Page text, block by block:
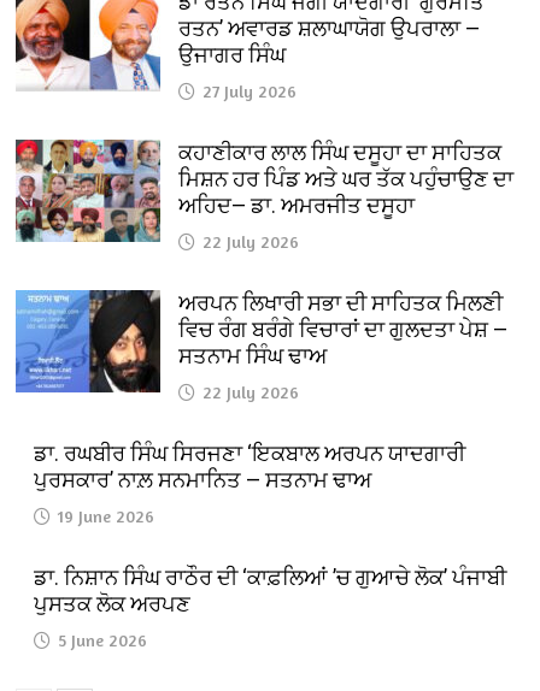
ਰਤਨ’ ਅਵਾਰਡ ਸ਼ਲਾਘਾਯੋਗ ਉਪਰਾਲਾ —
ਉਜਾਗਰ ਸਿੰਘ
27 July 2026
ਕਹਾਣੀਕਾਰ ਲਾਲ ਸਿੰਘ ਦਸੂਹਾ ਦਾ ਸਾਹਿਤਕ
ਮਿਸ਼ਨ ਹਰ ਪਿੰਡ ਅਤੇ ਘਰ ਤੱਕ ਪਹੁੰਚਾਉਣ ਦਾ
ਅਹਿਦ— ਡਾ. ਅਮਰਜੀਤ ਦਸੂਹਾ
22 July 2026
ਅਰਪਨ ਲਿਖਾਰੀ ਸਭਾ ਦੀ ਸਾਹਿਤਕ ਮਿਲਣੀ
ਵਿਚ ਰੰਗ ਬਰੰਗੇ ਵਿਚਾਰਾਂ ਦਾ ਗੁਲਦਤਾ ਪੇਸ਼ —
ਸਤਨਾਮ ਸਿੰਘ ਢਾਅ
22 July 2026
ਡਾ. ਰਘਬੀਰ ਸਿੰਘ ਸਿਰਜਣਾ ‘ਇਕਬਾਲ ਅਰਪਨ ਯਾਦਗਾਰੀ
ਪੁਰਸਕਾਰ’ ਨਾਲ਼ ਸਨਮਾਨਿਤ — ਸਤਨਾਮ ਢਾਅ
19 June 2026
ਡਾ. ਨਿਸ਼ਾਨ ਸਿੰਘ ਰਾਠੌਰ ਦੀ ‘ਕਾਫ਼ਲਿਆਂ ’ਚ ਗੁਆਚੇ ਲੋਕ’ ਪੰਜਾਬੀ
ਪੁਸਤਕ ਲੋਕ ਅਰਪਣ
5 June 2026